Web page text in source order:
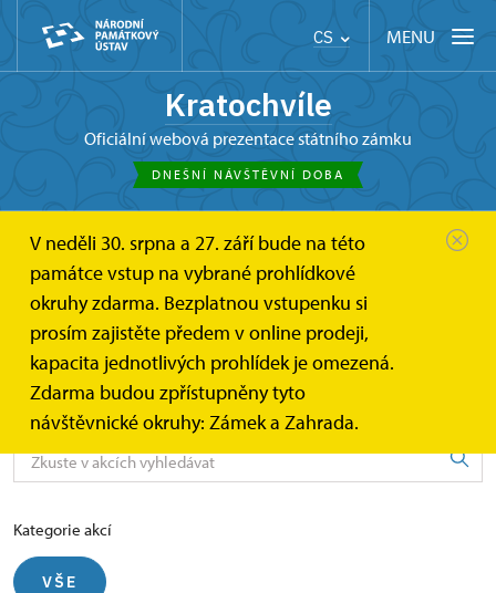
CS MENU
Kratochvíle
oficiální webová prezentace státního zámku
DNEŠNÍ NÁVŠTĚVNÍ DOBA
V neděli 30. srpna a 27. září bude na této
památce vstup na vybrané prohlídkové
okruhy zdarma. Bezplatnou vstupenku si
prosím zajistěte předem v online prodeji,
kapacita jednotlivých prohlídek je omezená.
Zdarma budou zpřístupněny tyto
návštěvnické okruhy: Zámek a Zahrada.
Kratochvíle Akce
Akce
Vyhledávejte v akcích
Kategorie akcí
VŠE